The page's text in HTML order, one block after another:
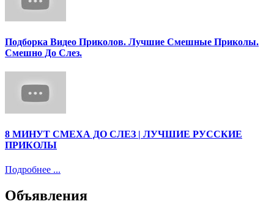
Подборка Видео Приколов. Лучшие Смешные Приколы.
Смешно До Слез.
8 МИНУТ СМЕХА ДО СЛЕЗ | ЛУЧШИЕ РУССКИЕ
ПРИКОЛЫ
Подробнее ...
Объявления